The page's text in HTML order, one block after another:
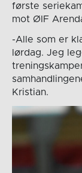
første
mot ØIF
-Alle som er
lørdag. Jeg
Kristian.